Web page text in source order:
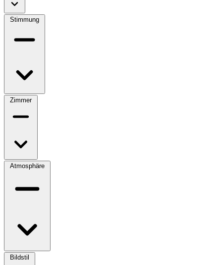
Stimmung
Zimmer
Atmosphäre
Bildstil